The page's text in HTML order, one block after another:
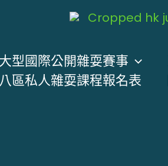
型國際公開雜耍賽事
區私人雜耍課程報名表